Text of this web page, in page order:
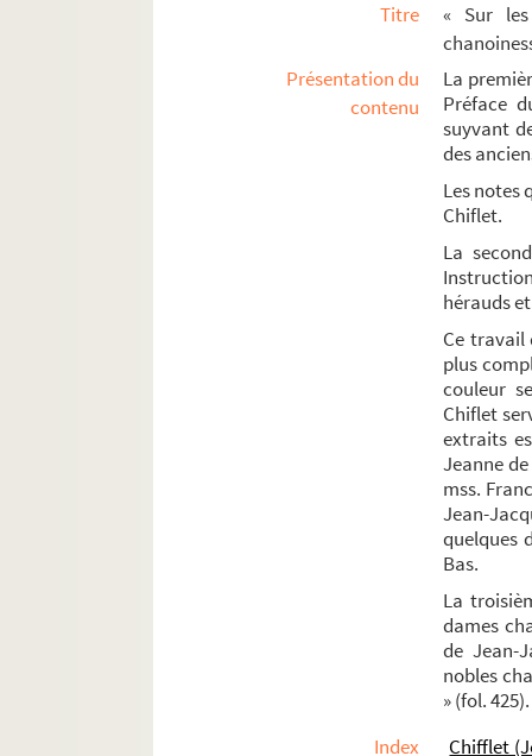
Ms Chiflet 204. Salines de Salins et mines
Ms Chiflet 205. « Histoire du
Ms Chiflet 206. Pièces concernant
Ms Chiflet 208. « Catalogue des livres de M.
Titre
« Sur
Présentation du
contenu
La
Préface
suyvant
des
Les notes
Chiflet.
La
hérauds
Ce travail
plus
couleur
Chiflet
extraits
Jeanne
mss.
Jean-
quelques
Bas.
La
dames
de Jean-
nobles
» (fol. 425).
Index
Chifflet